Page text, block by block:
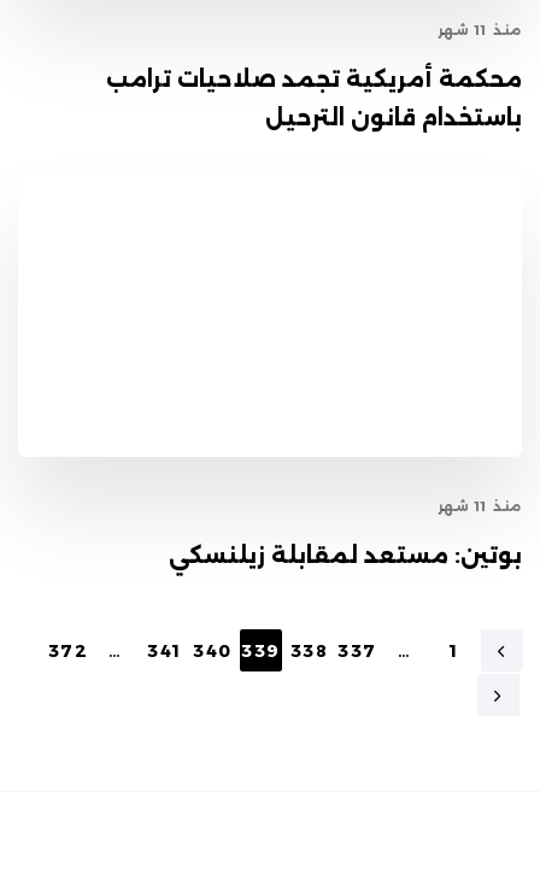
منذ 11 شهر
محكمة أمريكية تجمد صلاحيات ترامب
باستخدام قانون الترحيل
منذ 11 شهر
بوتين: مستعد لمقابلة زيلنسكي
1
…
337
338
339
340
341
…
372